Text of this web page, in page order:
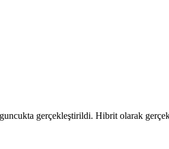
gerçekleştirildi. Hibrit olarak